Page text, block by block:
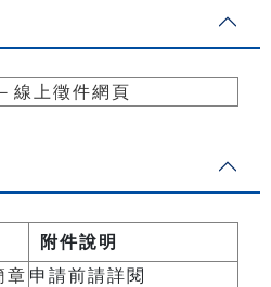
線上徵件網頁
附件說明
章 申請前請詳閱